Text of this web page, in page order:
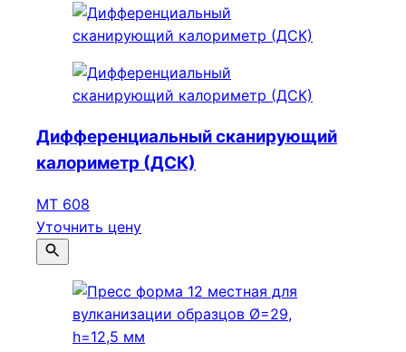
Дифференциальный сканирующий
калориметр (ДСК)
МТ 608
Уточнить цену